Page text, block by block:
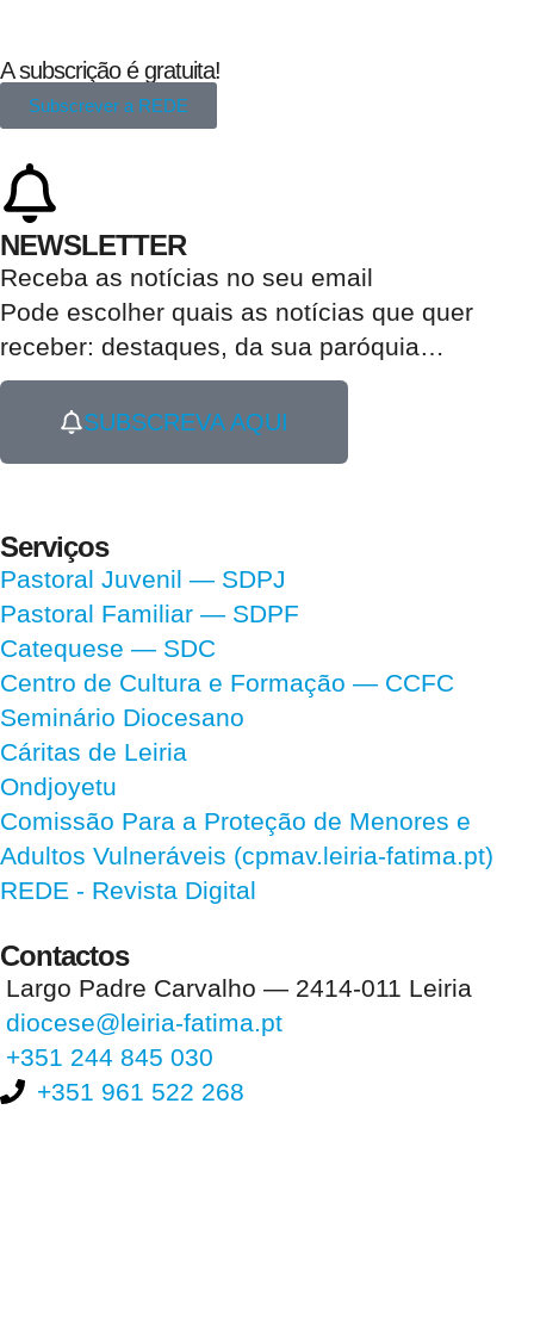
A subscrição é gratuita!
Subscrever a REDE
NEWSLETTER
Receba as notícias no seu email​
Pode escolher quais as notícias que quer
receber: destaques, da sua paróquia…
SUBSCREVA AQUI
Serviços
Pastoral Juvenil — SDPJ
Pastoral Familiar — SDPF
Catequese — SDC
Centro de Cultura e Formação — CCFC
Seminário Diocesano
Cáritas de Leiria
Ondjoyetu
Comissão Para a Proteção de Menores e
Adultos Vulneráveis (cpmav.leiria-fatima.pt)
REDE - Revista Digital
Contactos
Largo Padre Carvalho — 2414-011 Leiria
diocese@leiria-fatima.pt
+351 244 845 030
+351 961 522 268